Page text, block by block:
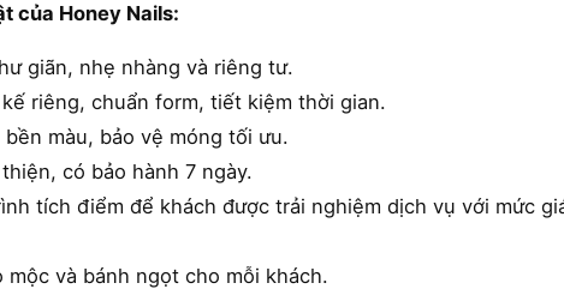
của Honey Nails:
giãn, nhẹ nhàng và riêng tư.
riêng, chuẩn form, tiết kiệm thời gian.
bền màu, bảo vệ móng tối ưu.
có bảo hành 7 ngày.
tích điểm để khách được trải nghiệm dịch vụ với mức
mộc và bánh ngọt cho mỗi khách.